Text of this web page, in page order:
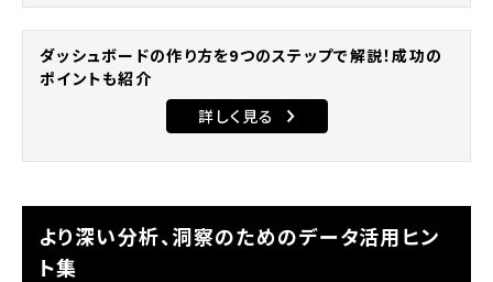
より深い分析、洞察のためのデータ活用ヒン
ト集
ダッシュボードの作り方を9つのステップで解説！成功の
ポイントも紹介
詳しく見る